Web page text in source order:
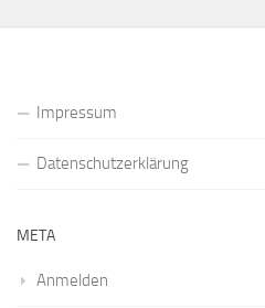
Impressum
Datenschutzerklärung
META
Anmelden